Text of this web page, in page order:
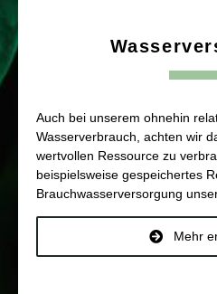
Auch bei unserem ohnehin
Wasserverbrauch, achten wir
wertvollen Ressource zu
beispielsweise gespeichertes
Brauchwasserversorgung
Mehr